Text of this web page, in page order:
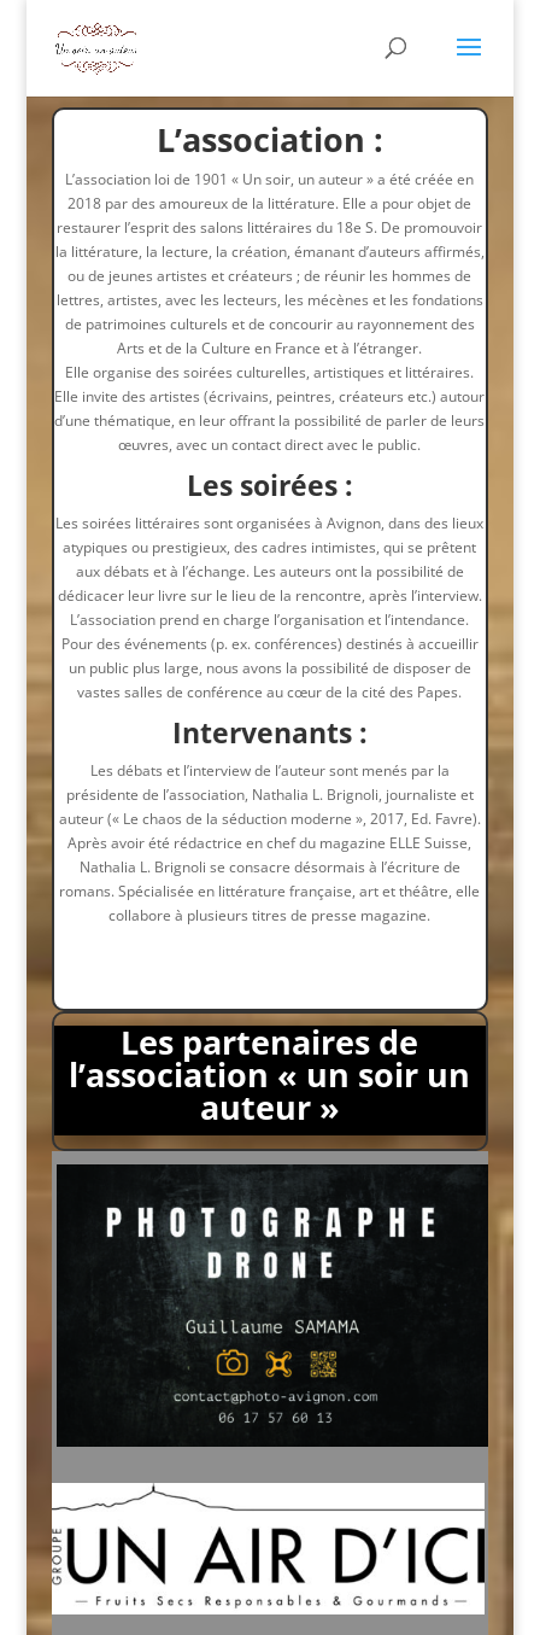
L’association :
L’association loi de 1901 « Un soir, un auteur » a été créée en
2018 par des amoureux de la littérature. Elle a pour objet de
restaurer l’esprit des salons littéraires du 18e S. De promouvoir
la littérature, la lecture, la création, émanant d’auteurs affirmés,
ou de jeunes artistes et créateurs ; de réunir les hommes de
lettres, artistes, avec les lecteurs, les mécènes et les fondations
de patrimoines culturels et de concourir au rayonnement des
Arts et de la Culture en France et à l’étranger.
Elle organise des soirées culturelles, artistiques et littéraires.
Elle invite des artistes (écrivains, peintres, créateurs etc.) autour
d’une thématique, en leur offrant la possibilité de parler de leurs
œuvres, avec un contact direct avec le public.
Les soirées :
Les soirées littéraires sont organisées à Avignon, dans des lieux
atypiques ou prestigieux, des cadres intimistes, qui se prêtent
aux débats et à l’échange. Les auteurs ont la possibilité de
dédicacer leur livre sur le lieu de la rencontre, après l’interview.
L’association prend en charge l’organisation et l’intendance.
Pour des événements (p. ex. conférences) destinés à accueillir
un public plus large, nous avons la possibilité de disposer de
vastes salles de conférence au cœur de la cité des Papes.
Intervenants :
Les débats et l’interview de l’auteur sont menés par la
présidente de l’association, Nathalia L. Brignoli, journaliste et
auteur (« Le chaos de la séduction moderne », 2017, Ed. Favre).
Après avoir été rédactrice en chef du magazine ELLE Suisse,
Nathalia L. Brignoli se consacre désormais à l’écriture de
romans. Spécialisée en littérature française, art et théâtre, elle
collabore à plusieurs titres de presse magazine.
Les partenaires de
l’association « un soir un
auteur »